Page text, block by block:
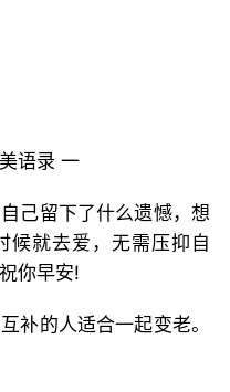
语录 一
己留下了什么遗憾，想
候就去爱，无需压抑自
你早安!
补的人适合一起变老。